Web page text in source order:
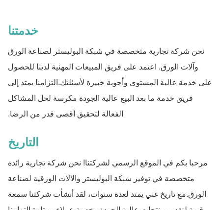
خدمتنا
نحن شركة تجارية متخصصة في شبكة البوليستر لصناعة الورق
وآلات الورق. اعتمد على فريق المبيعات المهنية لدينا للحصول
على خدمة عالية المستوى وأجوبة خبيرة لأسئلتك.التزامنا يمتد إلى
فريق خدمة ما بعد البيع عالية الجودة مكرسة لحل المشاكل
الفعالة لتحقيق أقصى قدر من الرضا.
التاريخ
مرحبا بكم في الموقع الرسمي لشركتنا! نحن شركة تجارية رائدة
متخصصة في توفير شبكة البوليستر والآلات الورقية لصناعة
الورق.مع تاريخ غني يمتد لعدة سنوات، لقد أنشأت شركتنا سمعة